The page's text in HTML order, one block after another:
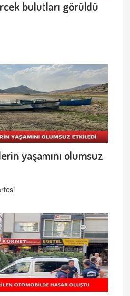
bulutları görüldü
yaşamını olumsuz